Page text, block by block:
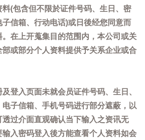
(包含但不限於证件号码、生日、密
信箱、行动电话)或日後经您同意而
在上开蒐集目的范围内，本公司或关
部或部分个人资料提供予关系企业或合
登入页面未就会员证件号码、生日、
子信箱、手机号码进行部分遮蔽，以
过介面直观确认当下输入之资讯无
入密码登入後方能查看个人资料如会